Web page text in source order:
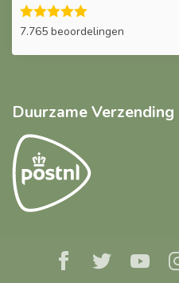
7.765 beoordelingen
Duurzame Verzending